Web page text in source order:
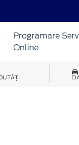
Programare
Online